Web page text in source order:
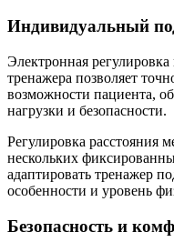
Индивидуальный
Электронная
тренажера позволяет
возможности пациента,
нагрузки и безопасности.
Регулировка расстояния
нескольких
адаптировать тренажер
особенности и уровень
Безопасность и